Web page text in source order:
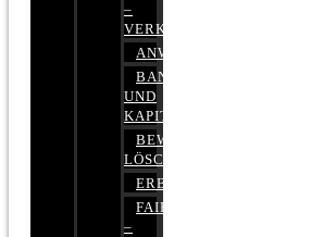
–
VERKEHRSRECHT
ANWALTSHAFTUNGSRECHT
BANK-
UND
KAPITALMARKTRECHT
BEWERTUNGEN
LÖSCHEN
ERBRECHT
FAIRMIETEN
–